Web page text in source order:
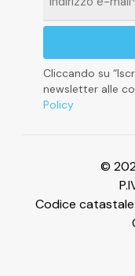
Cliccando su
newsletter alle
Policy
©
Codice